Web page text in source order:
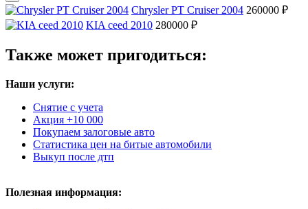
Chrysler PT Cruiser 2004 260000 ₽
KIA ceed 2010 280000 ₽
Также может пригодиться:
Наши услуги:
Снятие с учета
Акция +10 000
Покупаем залоговые авто
Статистика цен на битые автомобили
Выкуп после дтп
Полезная информация: